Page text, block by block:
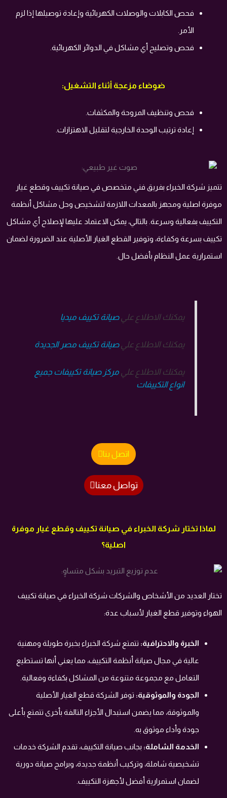
فحص الكابلات والوصلات الكهربائية وإعادة توصيلها إذا لزم
الأمر.
فحص وتصليح أي مشاكل في الدوائر الكهربائية.
ضوضاء مزعجة أثناء التشغيل:
فحص وتنظيف المروحة والمكثفات.
إعادة ترتيب الوحدة الخارجية لتقليل الاهتزازات.
تتميز شركة الخبراء بفريق فني متخصص في صيانة تكييف وقطع غيار
موفرة اصلية ومجهز بالمعدات اللازمة لتشخيص وحل مشاكل أنظمة
التكييف بفعالية وسرعة. بالتالي، يمكن الاعتماد عليها لإصلاح أي مشاكل
تكييف بسرعة وكفاءة، وتوفير القطع الغيار الأصلية عند الضرورة لضمان
استمرارية عمل النظام بأفضل حال.
يمكنك الاطلاع عليصيانة تكييف ميديا
يمكنك الاطلاع عليصيانة تكييف مصر الجديدة
يمكنك الاطلاع عليمركز صيانة تكييفات جميع
انواع التكييفات
اتصل بنا
تواصل معنا
لماذا تختار شركة الخبراء في صيانة تكييف وقطع غيار موفرة
اصلية؟
تختار العديد من الأشخاص والشركات شركة الخبراء في صيانة تكييف
الهواء وتوفير قطع الغيار لأسباب عدة:
الخبرة والاحترافية: تتمتع شركة الخبراء بخبرة طويلة ومهنية
عالية في مجال صيانة أنظمة التكييف، مما يعني أنها تستطيع
التعامل مع مجموعة متنوعة من المشاكل بكفاءة وفعالية.
الجودة والموثوقية: توفر الشركة قطع الغيار الأصلية
والموثوقة، مما يضمن استبدال الأجزاء التالفة بأخرى تتمتع بأعلى
جودة وأداء موثوق به.
الخدمة الشاملة: بجانب صيانة التكييف، تقدم الشركة خدمات
تشخيصية شاملة، وتركيب أنظمة جديدة، وبرامج صيانة دورية
لضمان استمرارية أفضل لأجهزة التكييف.